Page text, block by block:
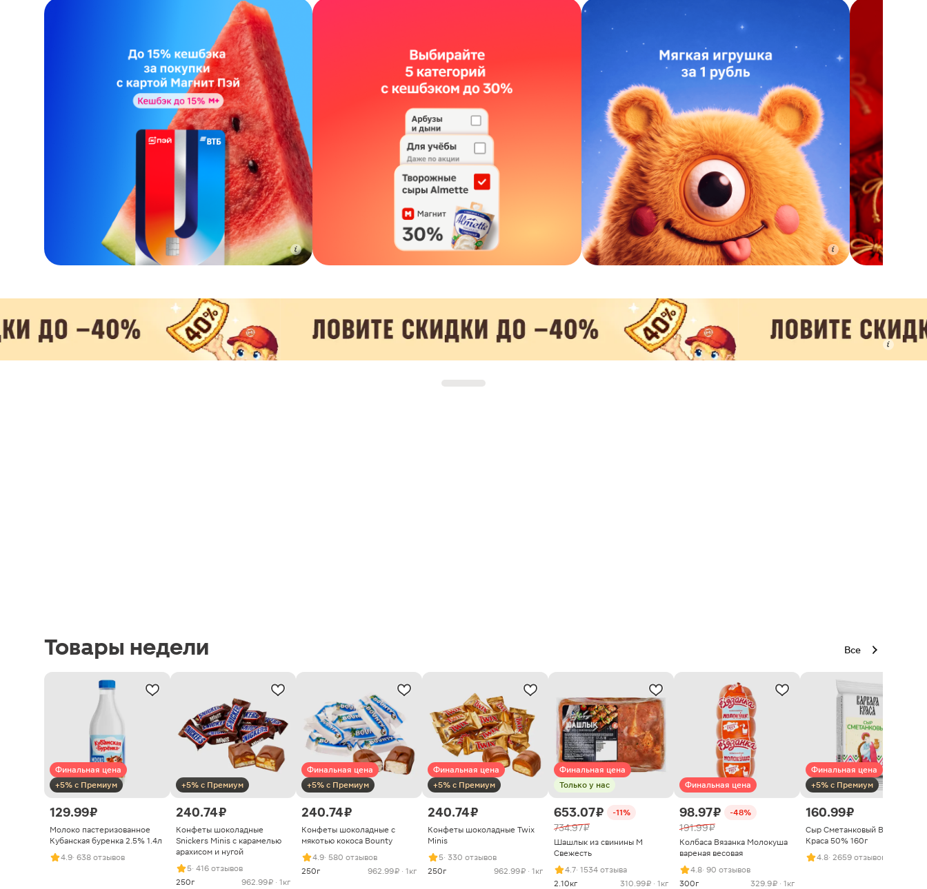
Товары недели Все
Финальная цена
+5% с Премиум
129.99 ₽
Молоко пастеризованное
Кубанская буренка 2.5% 1.4л
4.9· 638 отзывов
+5% с Премиум
240.74 ₽
Конфеты шоколадные
Snickers Minis с карамелью
арахисом и нугой
5· 416 отзывов
250г
962.99 ₽ · 1кг
Финальная цена
+5% с Премиум
240.74 ₽
Конфеты шоколадные с
мякотью кокоса Bounty
4.9· 580 отзывов
250г
962.99 ₽ · 1кг
Финальная цена
+5% с Премиум
240.74 ₽
Конфеты шоколадные Twix
Minis
5· 330 отзывов
250г
962.99 ₽ · 1кг
Финальная цена
Только у нас
653.07 ₽ -11%
734.97 ₽
Шашлык из свинины М
Свежесть
4.7· 1534 отзыва
2.10кг
310.99 ₽ · 1кг
Финальная цена
98.97 ₽ -48%
191.99 ₽
Колбаса Вязанка Молокуша
вареная весовая
4.8· 90 отзывов
300г
329.9 ₽ · 1кг
Финальная цена
+5% с Премиум
160.99 ₽
Сыр Сметанковый Варвара
Краса 50% 160г
4.8· 2659 отзывов